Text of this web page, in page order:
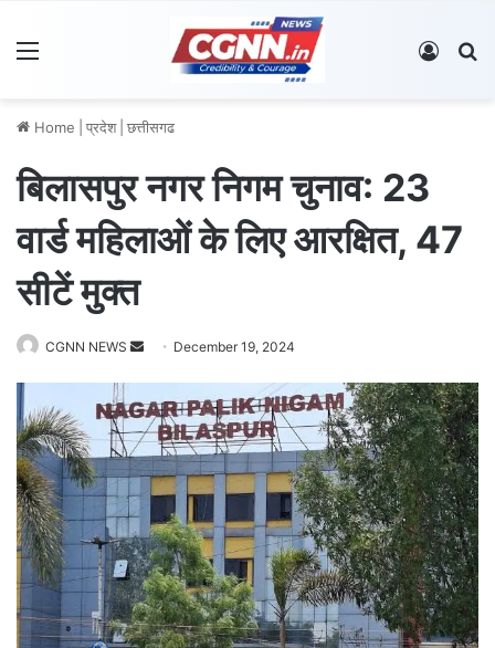
Log In
Home प्रदेश छत्तीसगढ
बिलासपुर नगर निगम चुनाव: 23
वार्ड महिलाओं के लिए आरक्षित, 47
सीटें मुक्त
CGNN NEWS
n
d
a
n
m
a
i
l
December 19, 2024